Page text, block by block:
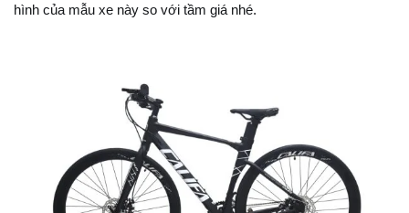
Líp Thả Volador 8s
Sên (xích) Xích CN-CGS1
Kích thước 700C
hình của mẫu xe này so với tầm giá nhé.